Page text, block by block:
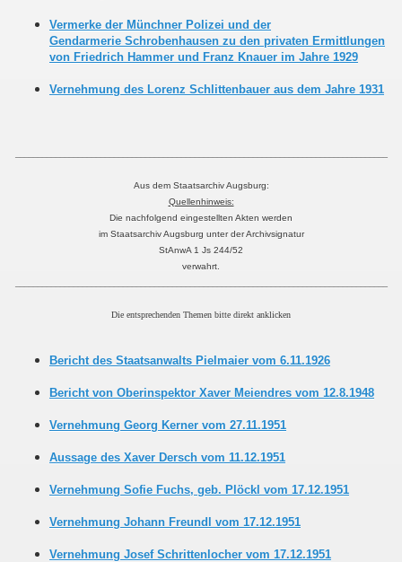
Vermerke der Münchner Polizei und der
Gendarmerie Schrobenhausen zu den privaten Ermittlungen
von Friedrich Hammer und Franz Knauer im Jahre 1929
Vernehmung des Lorenz Schlittenbauer aus dem Jahre 1931
Aus dem Staatsarchiv Augsburg:
Quellenhinweis:
Die nachfolgend eingestellten Akten werden
im Staatsarchiv Augsburg unter der Archivsignatur
StAnwA 1 Js 244/52
verwahrt.
Die entsprechenden Themen bitte direkt anklicken
Bericht des Staatsanwalts Pielmaier vom 6.11.1926
Bericht von Oberinspektor Xaver Meiendres vom 12.8.1948
Vernehmung Georg Kerner vom 27.11.1951
Aussage des Xaver Dersch vom 11.12.1951
Vernehmung Sofie Fuchs, geb. Plöckl vom 17.12.1951
Vernehmung Johann Freundl vom 17.12.1951
Vernehmung Josef Schrittenlocher vom 17.12.1951